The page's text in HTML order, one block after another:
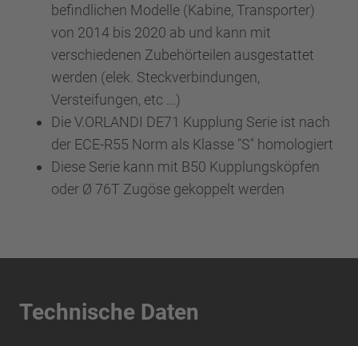
befindlichen Modelle (Kabine, Transporter)
von 2014 bis 2020 ab und kann mit
verschiedenen Zubehörteilen ausgestattet
werden (elek. Steckverbindungen,
Versteifungen, etc ...)
Die V.ORLANDI DE71 Kupplung Serie ist nach
der ECE-R55 Norm als Klasse "S" homologiert
Diese Serie kann mit B50 Kupplungsköpfen
oder Ø 76T Zugöse gekoppelt werden
Technische Daten